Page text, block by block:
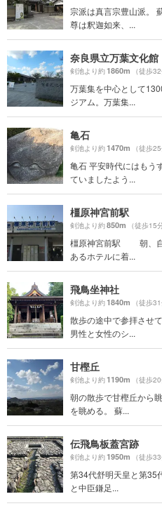
宗派は真言宗豊山派。
尊は釈迦如来、...
奈良県立万葉文化館
剣池より約1860m （徒歩32
万葉集を中心として
ジアム。万葉集...
亀石
剣池より約1470m （徒歩25
亀石 平安時代にはもう
ていましたよう...
橿原神宮前駅
剣池より約850m （徒歩15
橿原神宮前駅 朝、自
あるホテルに着...
飛鳥坐神社
剣池より約1840m （徒歩31
散歩の途中で参拝させ
男性と女性のシ...
甘樫丘
剣池より約1190m （徒歩20
朝の散歩で甘樫丘から
を眺める。 蘇...
伝飛鳥板蓋宮跡
剣池より約1950m （徒歩33
第34代舒明天皇と第35
と中臣鎌足...